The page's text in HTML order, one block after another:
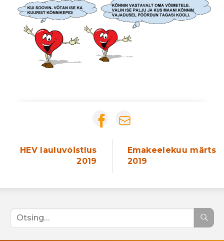
HEV lauluvõistlus
2019
Emakeelekuu märts
2019